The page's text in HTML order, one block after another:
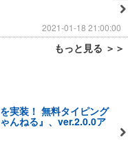
2021-01-18 21:00:00
もっと見る ＞＞
実装！ 無料タイピング
んねる』、ver.2.0.0ア